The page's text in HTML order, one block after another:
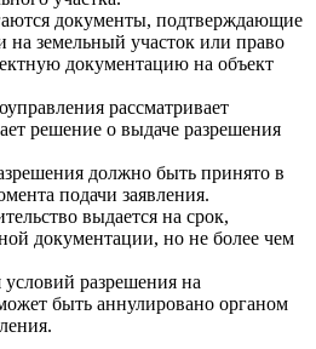
документы, подтверждающие
на земельный участок или право
документацию на объект
рассматривает
решение о выдаче разрешения
должно быть принято в
подачи заявления.
выдается на срок,
документации, но не более чем
разрешения на
быть аннулировано органом